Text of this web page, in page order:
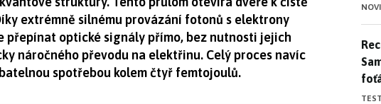
extrémně silnému provázání fotonů s elektrony
přepínat optické signály přímo, bez nutnosti jejich
náročného převodu na elektřinu. Celý proces navíc
spotřebou kolem čtyř femtojoulů.